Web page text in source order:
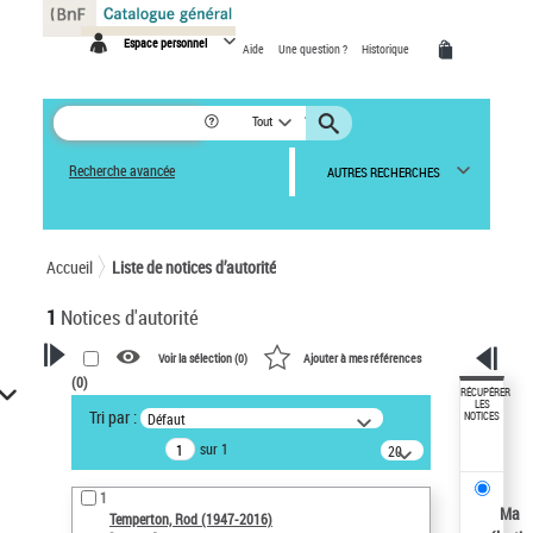
Espace personnel Aide Une question ? Historique
Tout
Recherche avancée AUTRES RECHERCHES
Accueil Liste de notices d’autorité
1 Notices d'autorité
VOTRE RECHERCHE
Recherche avancée dans les
notices d’autorité
Œuvres liées à l'auteur :
Temperton, Rod (1947-2016)
Voir la sélection (0) Ajouter à mes références
(0)
Tri par : Défaut
sur 1
20
résultats/page
1
Temperton, Rod (1947-2016)
RÉCUPÉRER
LES
NOTICES
Ma
Panneau de gestion des cookies